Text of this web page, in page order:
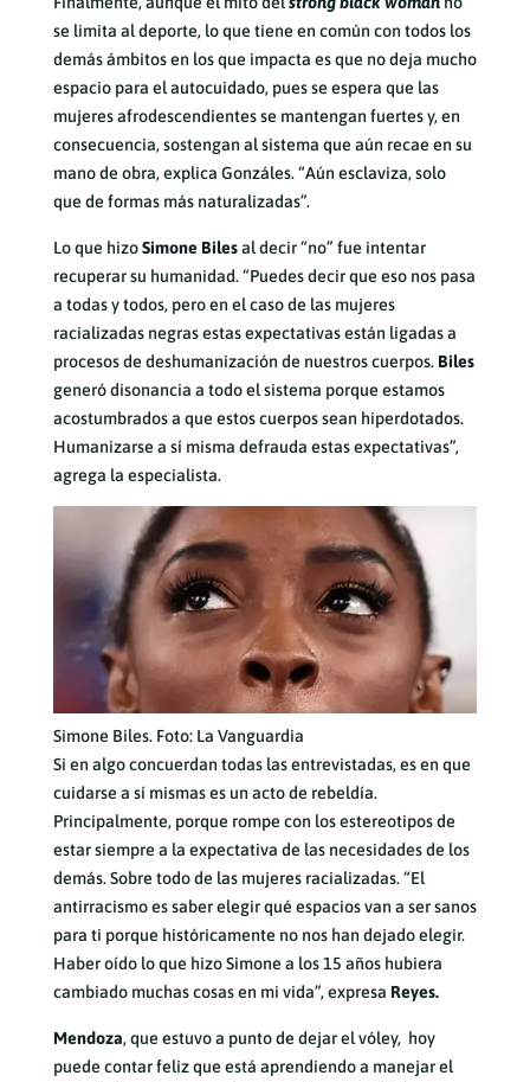
se limita al deporte, lo que tiene en común con todos los
demás ámbitos en los que impacta es que no deja mucho
espacio para el autocuidado, pues se espera que las
mujeres afrodescendientes se mantengan fuertes y, en
consecuencia, sostengan al sistema que aún recae en su
mano de obra, explica Gonzáles. “Aún esclaviza, solo
que de formas más naturalizadas”.
Lo que hizoSimone Bilesal decir “no” fue intentar
recuperar su humanidad. “Puedes decir que eso nos pasa
a todas y todos, pero en el caso de las mujeres
racializadas negras estas expectativas están ligadas a
procesos de deshumanización de nuestros cuerpos. Biles
generó disonancia a todo el sistema porque estamos
acostumbrados a que estos cuerpos sean hiperdotados.
Humanizarse a sí misma defrauda estas expectativas”,
agrega la especialista.
Simone Biles. Foto: La Vanguardia
Si en algo concuerdan todas las entrevistadas, es en que
cuidarse a sí mismas es un acto de rebeldía.
Principalmente, porque rompe con los estereotipos de
estar siempre a la expectativa de las necesidades de los
demás. Sobre todo de las mujeres racializadas. “El
antirracismo es saber elegir qué espacios van a ser sanos
para ti porque históricamente no nos han dejado elegir.
Haber oído lo que hizo Simone a los 15 años hubiera
cambiado muchas cosas en mi vida”, expresa Reyes.
Mendoza, que estuvo a punto de dejar el vóley, hoy
puede contar feliz que está aprendiendo a manejar el